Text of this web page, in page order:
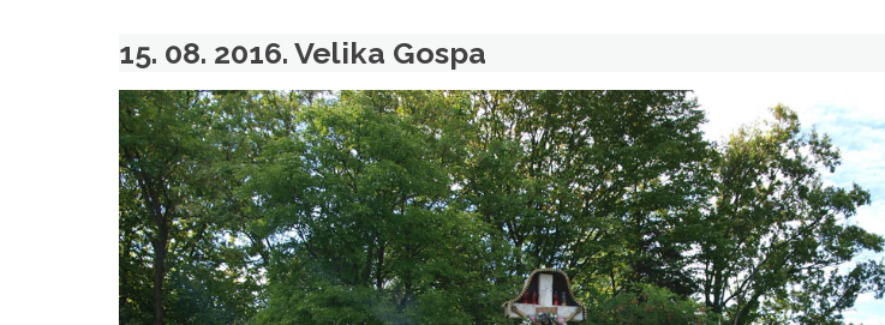
15. 08. 2016. Velika Gospa